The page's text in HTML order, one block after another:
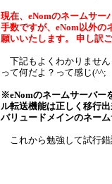
現在、eNomのネームサー
手数ですが、eNom以外の
願いいたします。 申し訳
下記もよくわかりません
って何だよ？って感じ
※eNomのネームサーバー
ル転送機能は正しく移行
バリュードメインのネー
これから勉強して試行錯